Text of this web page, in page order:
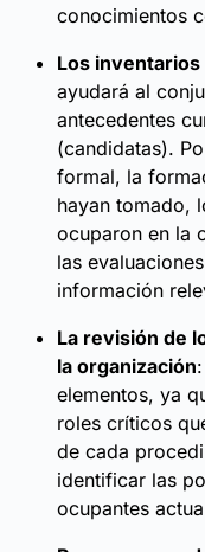
conocimientos
Los
ayudará al
antecedentes
(candidatas).
formal, la
hayan tomado,
ocuparon en la
las
información
La revisión de
la organización
elementos, ya
roles críticos
de cada
identificar las
ocupantes